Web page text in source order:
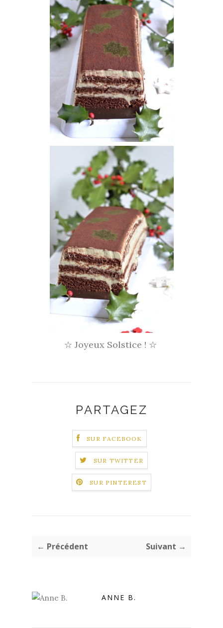
☆ Joyeux Solstice ! ☆
PARTAGEZ
SUR FACEBOOK
SUR TWITTER
SUR PINTEREST
← Précédent Suivant →
ANNE B.